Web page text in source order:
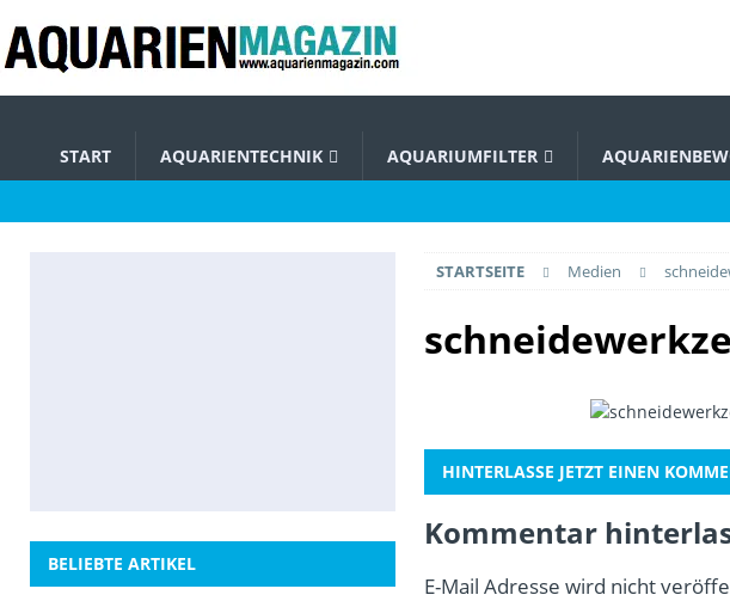
START AQUARIENTECHNIK AQUARIUMFILTER
STARTSEITE Medien
HINTERLASSE JETZT EINEN
Kommentar
E-Mail Adresse wird nicht
BELIEBTE ARTIKEL